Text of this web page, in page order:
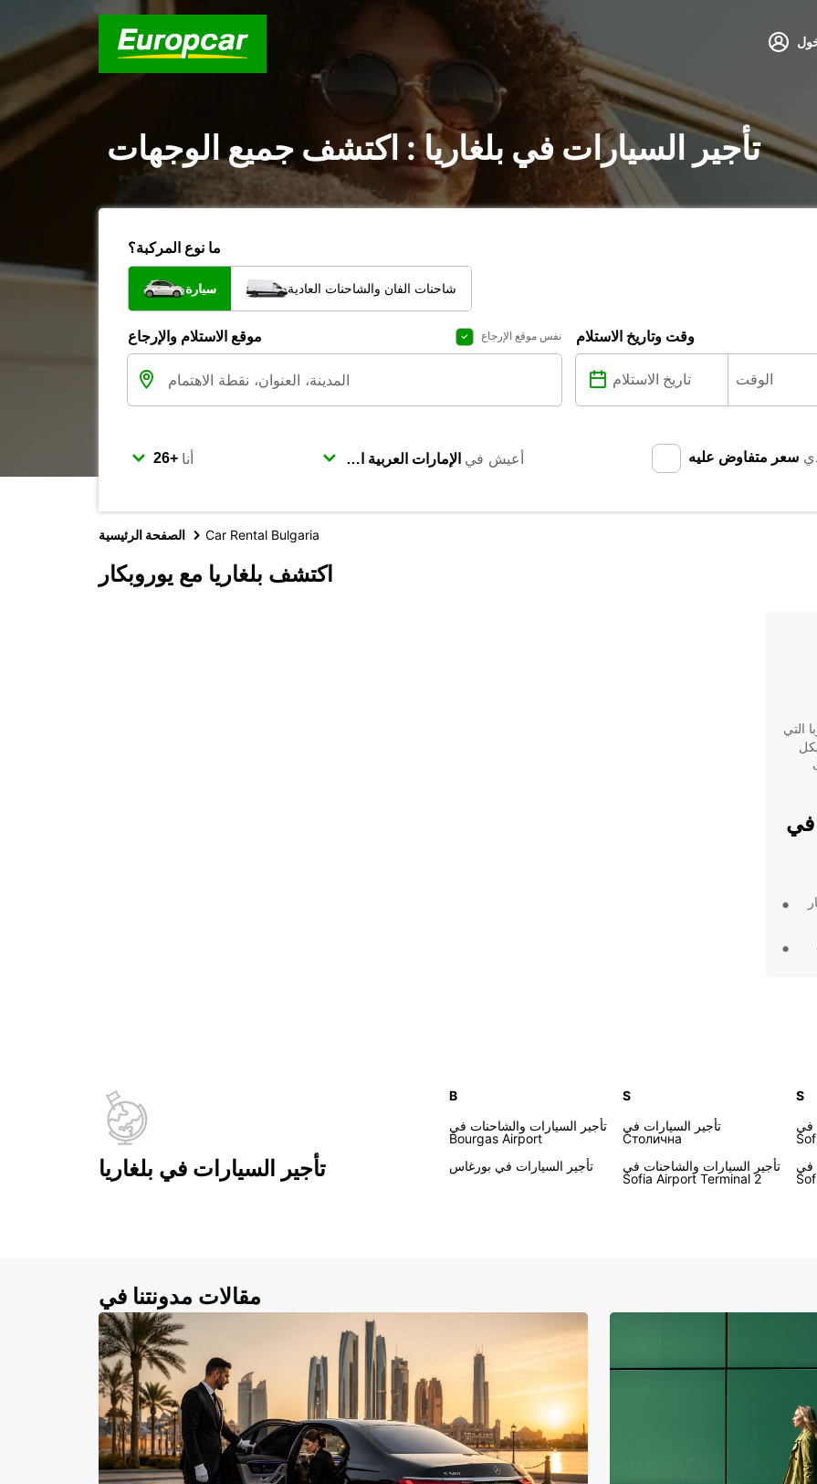
تأجير السيارات في بلغاريا : اكتشف جميع الوجهات
ما نوع المركبة؟
سيارة شاحنات الفان والشاحنات العادية
موقع الاستلام والإرجاع نفس موقع الإرجاع وقت وتاريخ الاستلام
أنا أعيش في سعر متفاوض عليه
الصفحة الرئيسية Car Rental Bulgaria
اكتشف بلغاريا مع يوروبكار
التي
في
تأجير السيارات في بلغاريا
B
تأجير السيارات والشاحنات في
Bourgas Airport
تأجير السيارات في بورغاس
S
تأجير السيارات في
Столична
تأجير السيارات والشاحنات في
Sofia Airport Terminal 2
S
في
في
مقالات مدونتنا في